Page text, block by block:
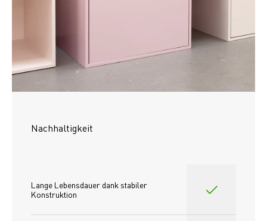
Nachhaltigkeit
Lange Lebensdauer dank stabiler
Konstruktion